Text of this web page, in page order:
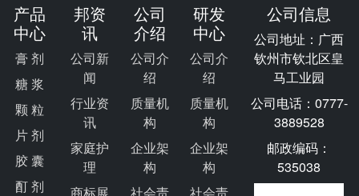
产品
中心
膏 剂
糖 浆
颗 粒
片 剂
胶 囊
酊 剂
邦资
讯
公司新
闻
行业资
讯
家庭护
理
商标展
公司
介绍
公司介
绍
质量机
构
企业架
构
社会责
研发
中心
公司介
绍
质量机
构
企业架
构
社会责
公司信息
公司地址：广西
钦州市钦北区皇
马工业园
公司电话：0777-
3889528
邮政编码：
535038